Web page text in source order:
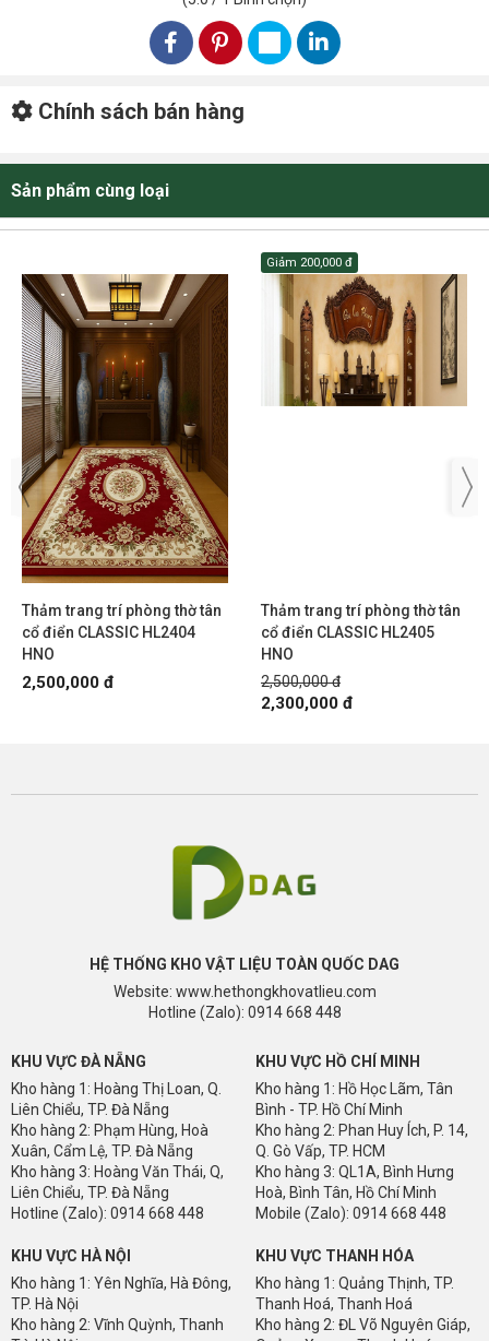
Chính sách bán hàng
Sản phẩm cùng loại
Thảm trang trí phòng thờ tân
cổ điển CLASSIC HL2404
HNO
2,500,000 đ
Thảm trang trí phòng thờ tân
cổ điển CLASSIC HL2405
HNO
2,500,000 đ
Giảm 200,000 đ
2,300,000 đ
HỆ THỐNG KHO VẬT LIỆU TOÀN QUỐC DAG
Website: www.hethongkhovatlieu.com
Hotline (Zalo): 0914 668 448
KHU VỰC ĐÀ NẴNG
Kho hàng 1: Hoàng Thị Loan, Q.
Liên Chiểu, TP. Đà Nẵng
Kho hàng 2: Phạm Hùng, Hoà
Xuân, Cẩm Lệ, TP. Đà Nẵng
Kho hàng 3: Hoàng Văn Thái, Q,
Liên Chiểu, TP. Đà Nẵng
Hotline (Zalo): 0914 668 448
KHU VỰC HỒ CHÍ MINH
Kho hàng 1: Hồ Học Lãm, Tân
Bình - TP. Hồ Chí Minh
Kho hàng 2: Phan Huy Ích, P. 14,
Q. Gò Vấp, TP. HCM
Kho hàng 3: QL1A, Bình Hưng
Hoà, Bình Tân, Hồ Chí Minh
Mobile (Zalo): 0914 668 448
KHU VỰC HÀ NỘI
Kho hàng 1: Yên Nghĩa, Hà Đông,
TP. Hà Nội
Kho hàng 2: Vĩnh Quỳnh, Thanh
KHU VỰC THANH HÓA
Kho hàng 1: Quảng Thịnh, TP.
Thanh Hoá, Thanh Hoá
Kho hàng 2: ĐL Võ Nguyên Giáp,